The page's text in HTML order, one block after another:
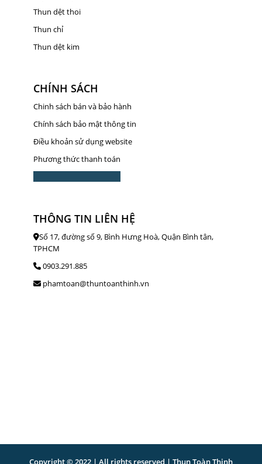
Thun dệt thoi
Thun chỉ
Thun dệt kim
CHÍNH SÁCH
Chinh sách bán và bảo hành
Chính sách bảo mật thông tin
Điều khoản sử dụng website
Phương thức thanh toán
THÔNG TIN LIÊN HỆ
Số 17, đường số 9, Bình Hưng Hoà, Quận Bình tân,
TPHCM
0903.291.885
phamtoan@thuntoanthinh.vn
Copyright © 2022 | All rights reserved | Thun Toàn Thịnh